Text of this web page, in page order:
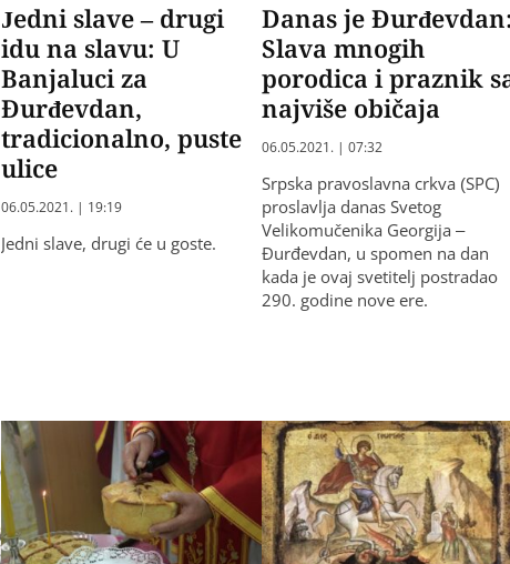
Jedni slave – drugi
idu na slavu: U
Banjaluci za
Đurđevdan,
tradicionalno, puste
ulice
06.05.2021. | 19:19
Jedni slave, drugi će u goste.
Danas je Đurđevdan:
Slava mnogih
porodica i praznik
najviše običaja
06.05.2021. | 07:32
Srpska pravoslavna crkva (SPC)
proslavlja danas Svetog
Velikomučenika Georgija –
Đurđevdan, u spomen na dan
kada je ovaj svetitelj postradao
290. godine nove ere.